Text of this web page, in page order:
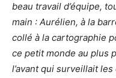
beau travail d’équipe,
main : Aurélien, à la
collé à la cartographie
ce petit monde au plus
l’avant qui surveillait